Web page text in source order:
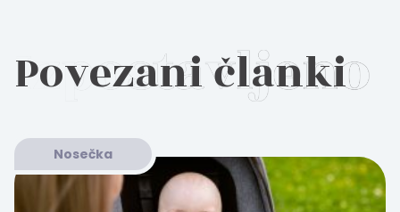
Povezani članki
Nosečka